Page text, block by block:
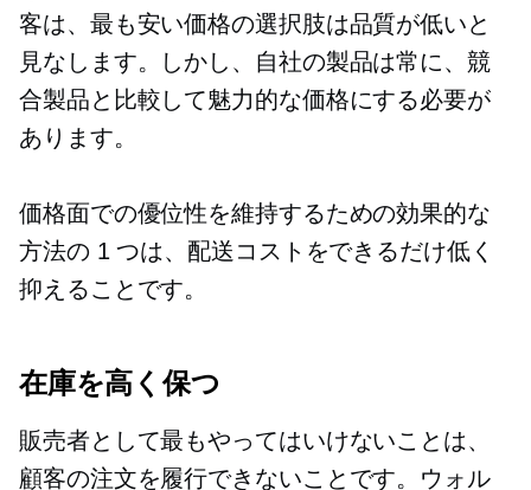
客は、最も安い価格の選択肢は品質が低いと
見なします。しかし、自社の製品は常に、競
合製品と比較して魅力的な価格にする必要が
あります。
価格面での優位性を維持するための効果的な
方法の 1 つは、配送コストをできるだけ低く
抑えることです。
在庫を高く保つ
販売者として最もやってはいけないことは、
顧客の注文を履行できないことです。ウォル